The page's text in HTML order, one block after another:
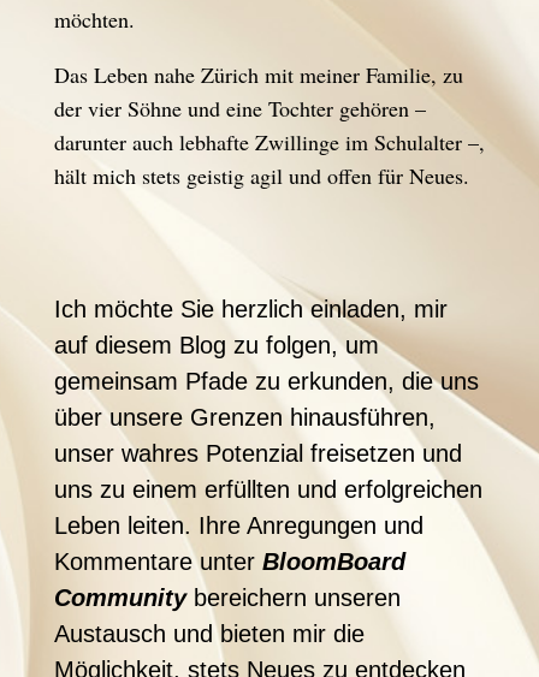
möchten.
Das Leben nahe Zürich mit meiner Familie, zu
der vier Söhne und eine Tochter gehören –
darunter auch lebhafte Zwillinge im Schulalter –,
hält mich stets geistig agil und offen für Neues.
Ich möchte Sie herzlich einladen, mir
auf diesem Blog zu folgen, um
gemeinsam Pfade zu erkunden, die uns
über unsere Grenzen hinausführen,
unser wahres Potenzial freisetzen und
uns zu einem erfüllten und erfolgreichen
Leben leiten. Ihre Anregungen und
Kommentare unter BloomBoard
Communitybereichern unseren
Austausch und bieten mir die
Möglichkeit, stets Neues zu entdecken